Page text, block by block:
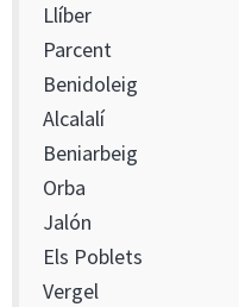
Llíber
Parcent
Benidoleig
Alcalalí
Beniarbeig
Orba
Jalón
Els Poblets
Vergel